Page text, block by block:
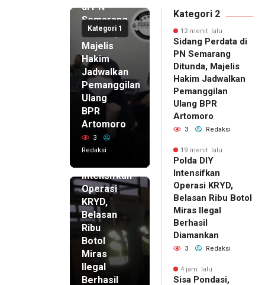
Kategori 1
di PN
Semarang
Ditunda,
Majelis
Hakim
Jadwalkan
Pemanggilan
Ulang
BPR
Artomoro
3
Redaksi
19 menit
lalu
Intensifkan
Operasi
KRYD,
Belasan
Ribu
Botol
Miras
Ilegal
Berhasil
Kategori 2
12 menit lalu
Sidang Perdata di
PN Semarang
Ditunda, Majelis
Hakim Jadwalkan
Pemanggilan
Ulang BPR
Artomoro
3 Redaksi
19 menit lalu
Polda DIY
Intensifkan
Operasi KRYD,
Belasan Ribu Botol
Miras Ilegal
Berhasil
Diamankan
3 Redaksi
4 jam lalu
Sisa Pondasi,